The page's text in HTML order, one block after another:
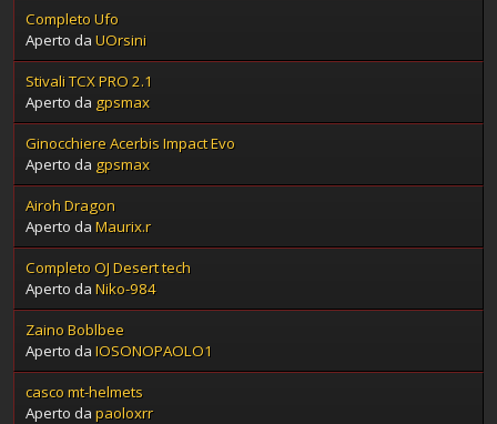
Completo Ufo
Aperto da UOrsini
Stivali TCX PRO 2.1
Aperto da gpsmax
Ginocchiere Acerbis Impact Evo
Aperto da gpsmax
Airoh Dragon
Aperto da Maurix.r
Completo OJ Desert tech
Aperto da Niko-984
Zaino Boblbee
Aperto da IOSONOPAOLO1
casco mt-helmets
Aperto da paoloxrr